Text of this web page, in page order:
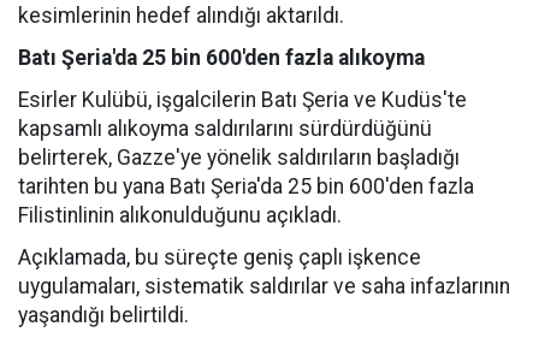
kesimlerinin hedef alındığı aktarıldı.
Batı Şeria'da 25 bin 600'den fazla alıkoyma
Esirler Kulübü, işgalcilerin Batı Şeria ve Kudüs'te
kapsamlı alıkoyma saldırılarını sürdürdüğünü
belirterek, Gazze'ye yönelik saldırıların başladığı
tarihten bu yana Batı Şeria'da 25 bin 600'den fazla
Filistinlinin alıkonulduğunu açıkladı.
Açıklamada, bu süreçte geniş çaplı işkence
uygulamaları, sistematik saldırılar ve saha infazlarının
yaşandığı belirtildi.